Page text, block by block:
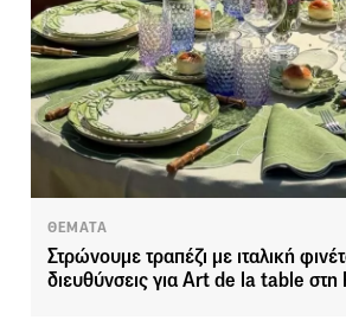
ΘΕΜΑΤΑ
Στρώνουμε τραπέζι με ιταλική
διευθύνσεις για Art de la table